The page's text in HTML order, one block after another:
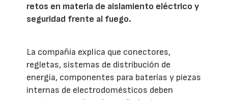
retos en materia de aislamiento eléctrico y
seguridad frente al fuego.
La compañía explica que conectores,
regletas, sistemas de distribución de
energía, componentes para baterías y piezas
internas de electrodomésticos deben